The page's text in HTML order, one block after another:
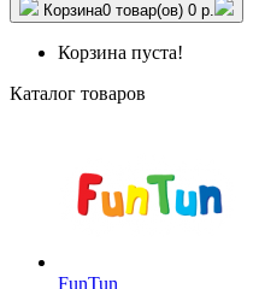
Корзина0 товар(ов) 0 р.
Корзина пуста!
Каталог товаров
FunTun